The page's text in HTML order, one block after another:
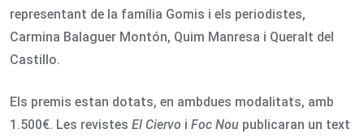
representant de la família Gomis i els periodistes,
Carmina Balaguer Montón, Quim Manresa i Queralt del
Castillo.
Els premis estan dotats, en ambdues modalitats, amb
1.500€. Les revistes El Ciervo i Foc Nou publicaran un text